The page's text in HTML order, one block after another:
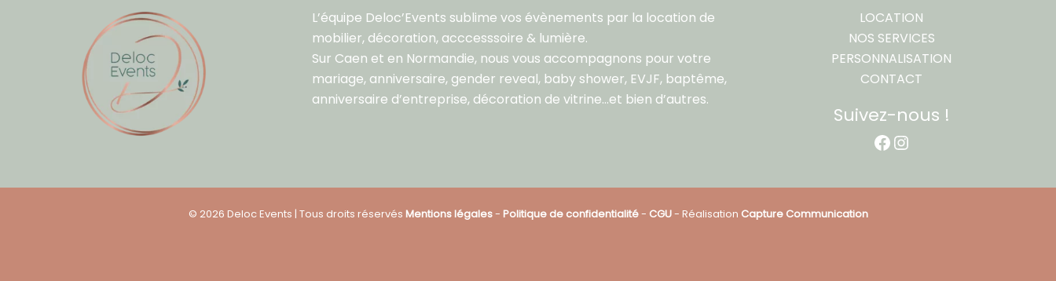
L’équipe Deloc’Events sublime vos évènements par la location de
mobilier, décoration, acccesssoire & lumière.
Sur Caen et en Normandie, nous vous accompagnons pour votre
mariage, anniversaire, gender reveal, baby shower, EVJF, baptême,
anniversaire d’entreprise, décoration de vitrine…et bien d’autres.
LOCATION
NOS SERVICES
PERSONNALISATION
CONTACT
Suivez-nous !
Facebook
Instagram
© 2026 Deloc Events | Tous droits réservés Mentions légales- Politique de confidentialité- CGU- Réalisation Capture Communication